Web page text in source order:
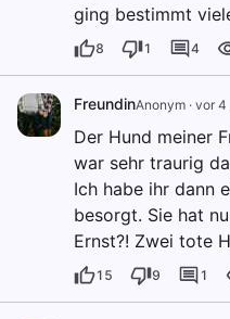
ging bestimmt
8 1 4
FreundinAnonym · vor 4
Der Hund meiner
war sehr traurig
Ich habe ihr dann
besorgt. Sie hat
Ernst?! Zwei tote
15 9 1